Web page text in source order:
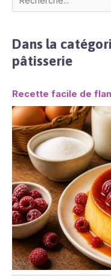
Dans la
pâtisserie
Recette facile de